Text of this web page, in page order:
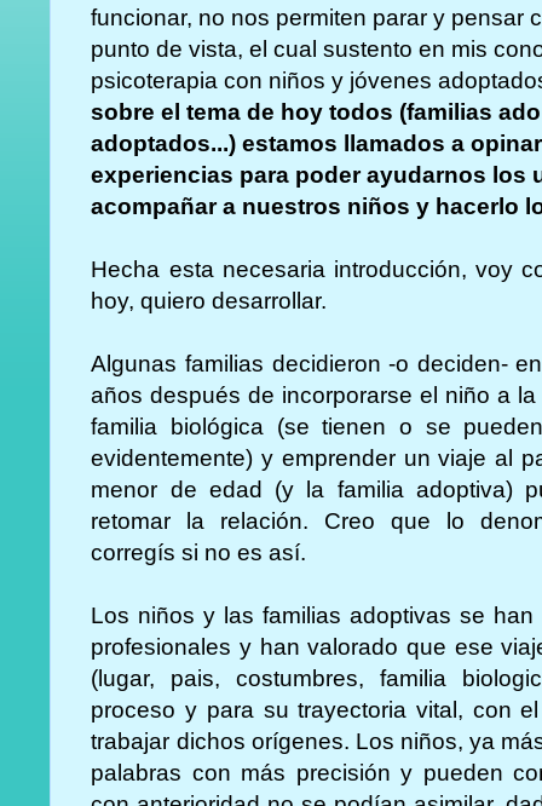
funcionar, no nos permiten parar y pensar
punto de vista, el cual sustento en mis
psicoterapia con niños y jóvenes
sobre el tema de hoy todos (familias
adoptados...) estamos llamados a
experiencias para poder ayudarnos los
acompañar a nuestros niños y hacerlo
Hecha esta necesaria introducción, voy
hoy, quiero desarrollar.
Algunas familias decidieron -o deciden-
años después de incorporarse el niño a
familia biológica (se tienen o se
evidentemente) y emprender un viaje al
menor de edad (y la familia adoptiva)
retomar la relación. Creo que lo
corregís si no es así.
Los niños y las familias adoptivas se
profesionales y han valorado que ese
(lugar, pais, costumbres, familia
proceso y para su trayectoria vital, con
trabajar dichos orígenes. Los niños, ya
palabras con más precisión y pueden